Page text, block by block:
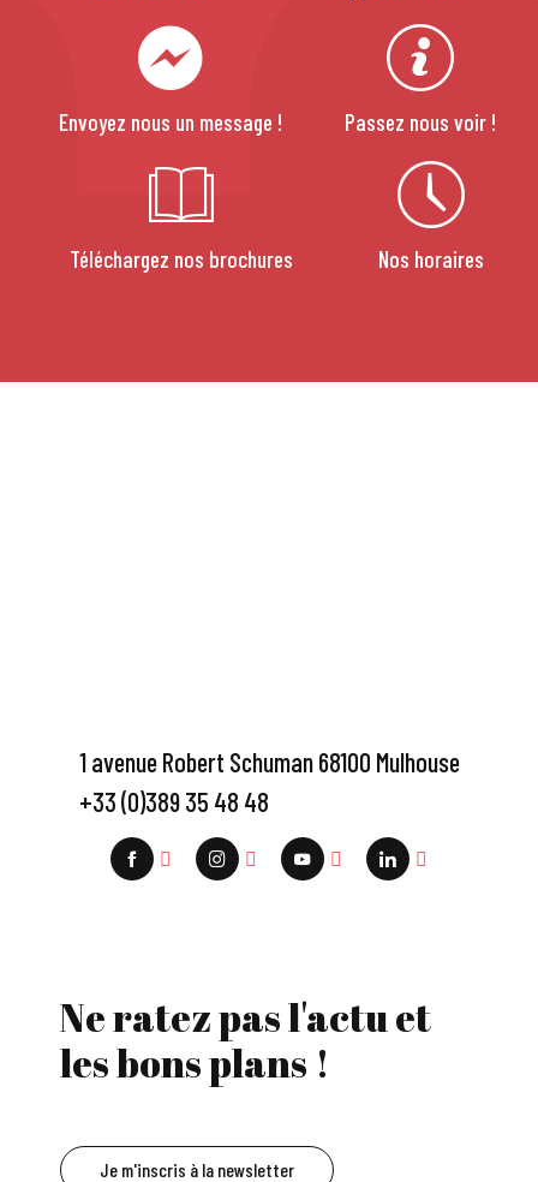
Envoyez nous un message ! Passez nous voir !
Téléchargez nos brochures Nos horaires
1 avenue Robert Schuman 68100 Mulhouse
+33 (0)389 35 48 48
Ne ratez pas l'actu et
les bons plans !
Je m'inscris à la newsletter